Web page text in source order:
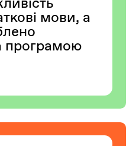
мови, а
програмою